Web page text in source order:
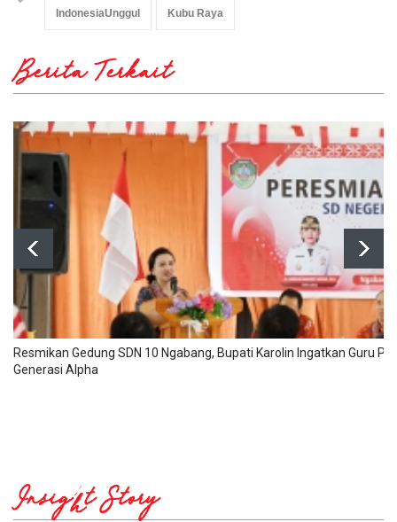
IndonesiaUnggul Kubu Raya
Berita Terkait
Resmikan Gedung SDN 10 Ngabang, Bupati Karolin Ingatkan Guru
Generasi Alpha
Insight Story